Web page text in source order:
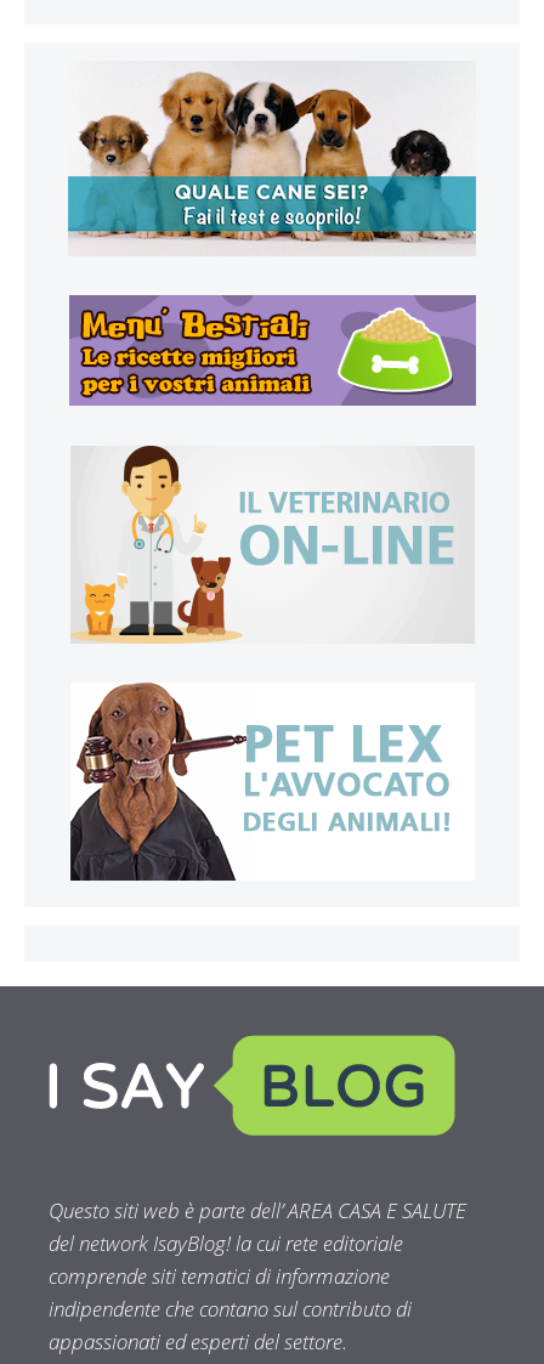
Questo siti web è parte dell’ AREA CASA E SALUTE
del network IsayBlog! la cui rete editoriale
comprende siti tematici di informazione
indipendente che contano sul contributo di
appassionati ed esperti del settore.